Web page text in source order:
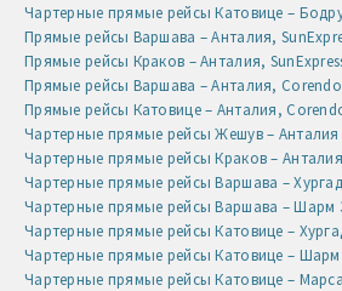
Чартерные прямые рейсы Катовице –
Прямые рейсы Варшава – Анталия,
Прямые рейсы Краков – Анталия,
Прямые рейсы Варшава – Анталия,
Прямые рейсы Катовице – Анталия,
Чартерные прямые рейсы Жешув – Анталия
Чартерные прямые рейсы Краков – Анталия
Чартерные прямые рейсы Варшава –
Чартерные прямые рейсы Варшава – Шарм
Чартерные прямые рейсы Катовице –
Чартерные прямые рейсы Катовице –
Чартерные прямые рейсы Катовице –